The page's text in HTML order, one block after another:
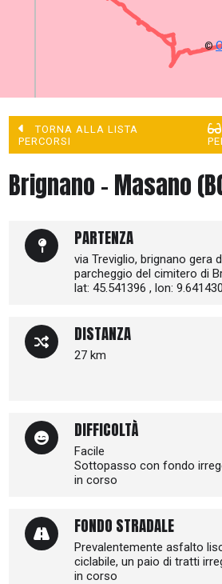
©
TORNA ALLA LISTA
PERCORSI
Brignano - Masano
PARTENZA
via Treviglio, brignano gera
parcheggio del cimitero di
lat: 45.541396 , lon: 9.641430
DISTANZA
27 km
DIFFICOLTÀ
Facile
Sottopasso con fondo
in corso
FONDO STRADALE
Prevalentemente asfalto
ciclabile, un paio di tratti
in corso